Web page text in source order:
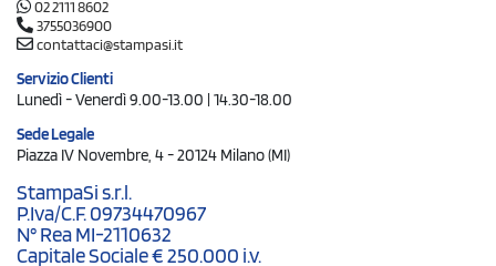
02 2111 8602
3755036900
contattaci@stampasi.it
Servizio Clienti
Lunedì - Venerdì 9.00-13.00 | 14.30-18.00
Sede Legale
Piazza IV Novembre, 4 - 20124 Milano (MI)
StampaSi s.r.l.
P.Iva/C.F. 09734470967
N° Rea MI-2110632
Capitale Sociale € 250.000 i.v.